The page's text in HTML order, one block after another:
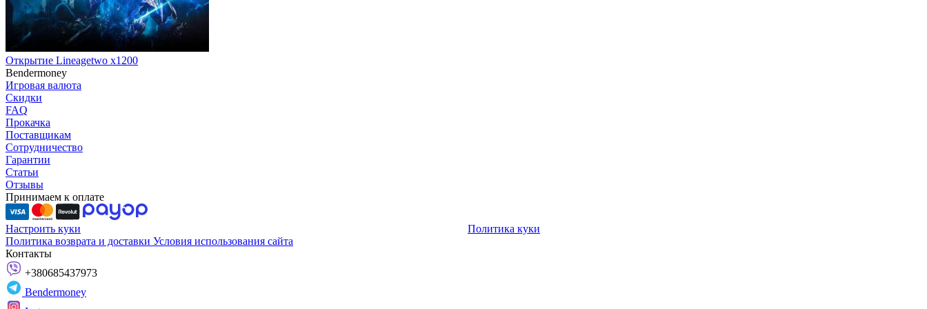
Открытие Lineagetwo x1200
Bendermoney
Игровая валюта
Скидки
FAQ
Прокачка
Поставщикам
Сотрудничество
Гарантии
Статьи
Отзывы
Принимаем к оплате
Настроить куки
Политика куки
Политика возврата и доставки Условия использования сайта
Контакты
+380685437973
Bendermoney